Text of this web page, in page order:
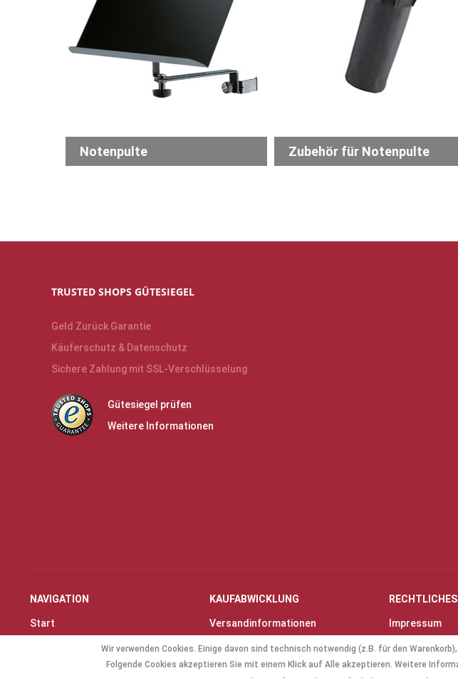
Notenpulte Zubehör für Notenpulte
TRUSTED SHOPS GÜTESIEGEL
Geld Zurück Garantie
Käuferschutz & Datenschutz
Sichere Zahlung mit SSL-Verschlüsselung
Gütesiegel prüfen
Weitere Informationen
NAVIGATION
Start
KAUFABWICKLUNG
Versandinformationen
Widerrufsrecht
RECHTLICHES
Impressum
Wir verwenden Cookies. Einige davon sind technisch notwendig (z.B. für den
Folgende Cookies akzeptieren Sie mit einem Klick auf Alle akzeptieren. Weitere